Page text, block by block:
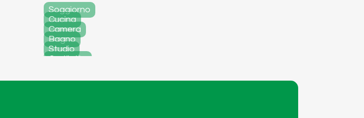
Soggiorno
Cucina
Camera
Bagno
Studio
Cortiletto